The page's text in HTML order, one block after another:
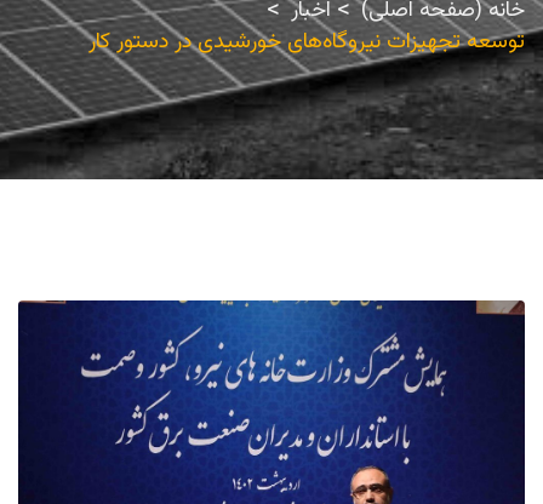
خانه (صفحه اصلی)
اخبار
توسعه تجهیزات نیروگاه‌های خورشیدی در دستور کار